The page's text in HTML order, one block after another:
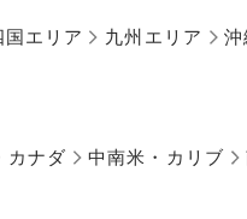
国エリア 九州エリア 沖
カナダ 中南米・カリブ